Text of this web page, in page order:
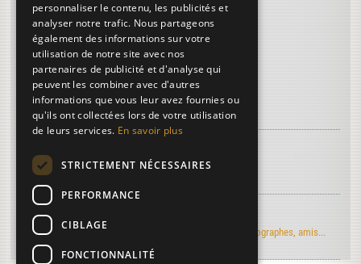
Découvrez le vocabulaire de la reliure ...
Collationner, collationnement
Entre-nerf
Grecque
Plus de termes...
Article de Art & Métiers du Livre
Regards d'artistes...
Le moulin du Verger vu par les artistes-peintres, photographes, amis...
personnaliser le contenu, les publicités et
analyser notre trafic. Nous partageons
également des informations sur votre
utilisation de notre site avec nos
partenaires de publicité et d'analyse qui
peuvent les combiner avec d'autres
informations que vous leur avez fournies ou
qu'ils ont collectées lors de votre utilisation
de leurs services. En savoir plus
STRICTEMENT NÉCESSAIRES
PERFORMANCE
CIBLAGE
FONCTIONNALITÉ